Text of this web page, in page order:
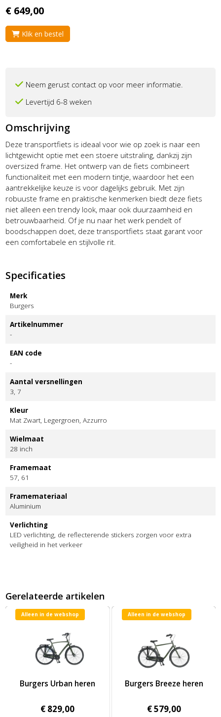
€ 649,00
Klik en bestel
Neem gerust contact op voor meer informatie.
Levertijd 6-8 weken
Omschrijving
Deze transportfiets is ideaal voor wie op zoek is naar een
lichtgewicht optie met een stoere uitstraling, dankzij zijn
oversized frame. Het ontwerp van de fiets combineert
functionaliteit met een modern tintje, waardoor het een
aantrekkelijke keuze is voor dagelijks gebruik. Met zijn
robuuste frame en praktische kenmerken biedt deze fiets
niet alleen een trendy look, maar ook duurzaamheid en
betrouwbaarheid. Of je nu naar het werk pendelt of
boodschappen doet, deze transportfiets staat garant voor
een comfortabele en stijlvolle rit.
Specificaties
Merk
Burgers
Artikelnummer
-
EAN code
-
Aantal versnellingen
3, 7
Kleur
Mat Zwart, Legergroen, Azzurro
Wielmaat
28 inch
Framemaat
57, 61
Framemateriaal
Aluminium
Verlichting
LED verlichting, de reflecterende stickers zorgen voor extra
veiligheid in het verkeer
Gerelateerde artikelen
Alleen in de webshop
Burgers Urban heren
€ 829,00
Alleen in de webshop
Burgers Breeze heren
€579,00